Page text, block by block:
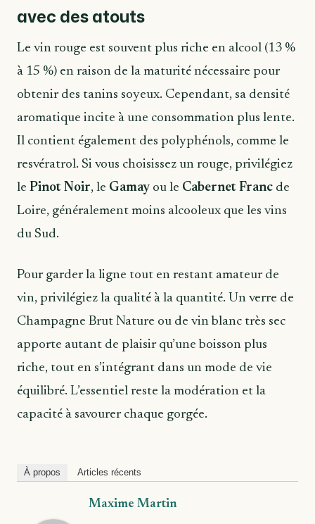
avec des atouts
Le vin rouge est souvent plus riche en alcool (13 %
à 15 %) en raison de la maturité nécessaire pour
obtenir des tanins soyeux. Cependant, sa densité
aromatique incite à une consommation plus lente.
Il contient également des polyphénols, comme le
resvératrol. Si vous choisissez un rouge, privilégiez
le Pinot Noir, le Gamay ou le Cabernet Franc de
Loire, généralement moins alcooleux que les vins
du Sud.
Pour garder la ligne tout en restant amateur de
vin, privilégiez la qualité à la quantité. Un verre de
Champagne Brut Nature ou de vin blanc très sec
apporte autant de plaisir qu’une boisson plus
riche, tout en s’intégrant dans un mode de vie
équilibré. L’essentiel reste la modération et la
capacité à savourer chaque gorgée.
À propos Articles récents
Maxime Martin